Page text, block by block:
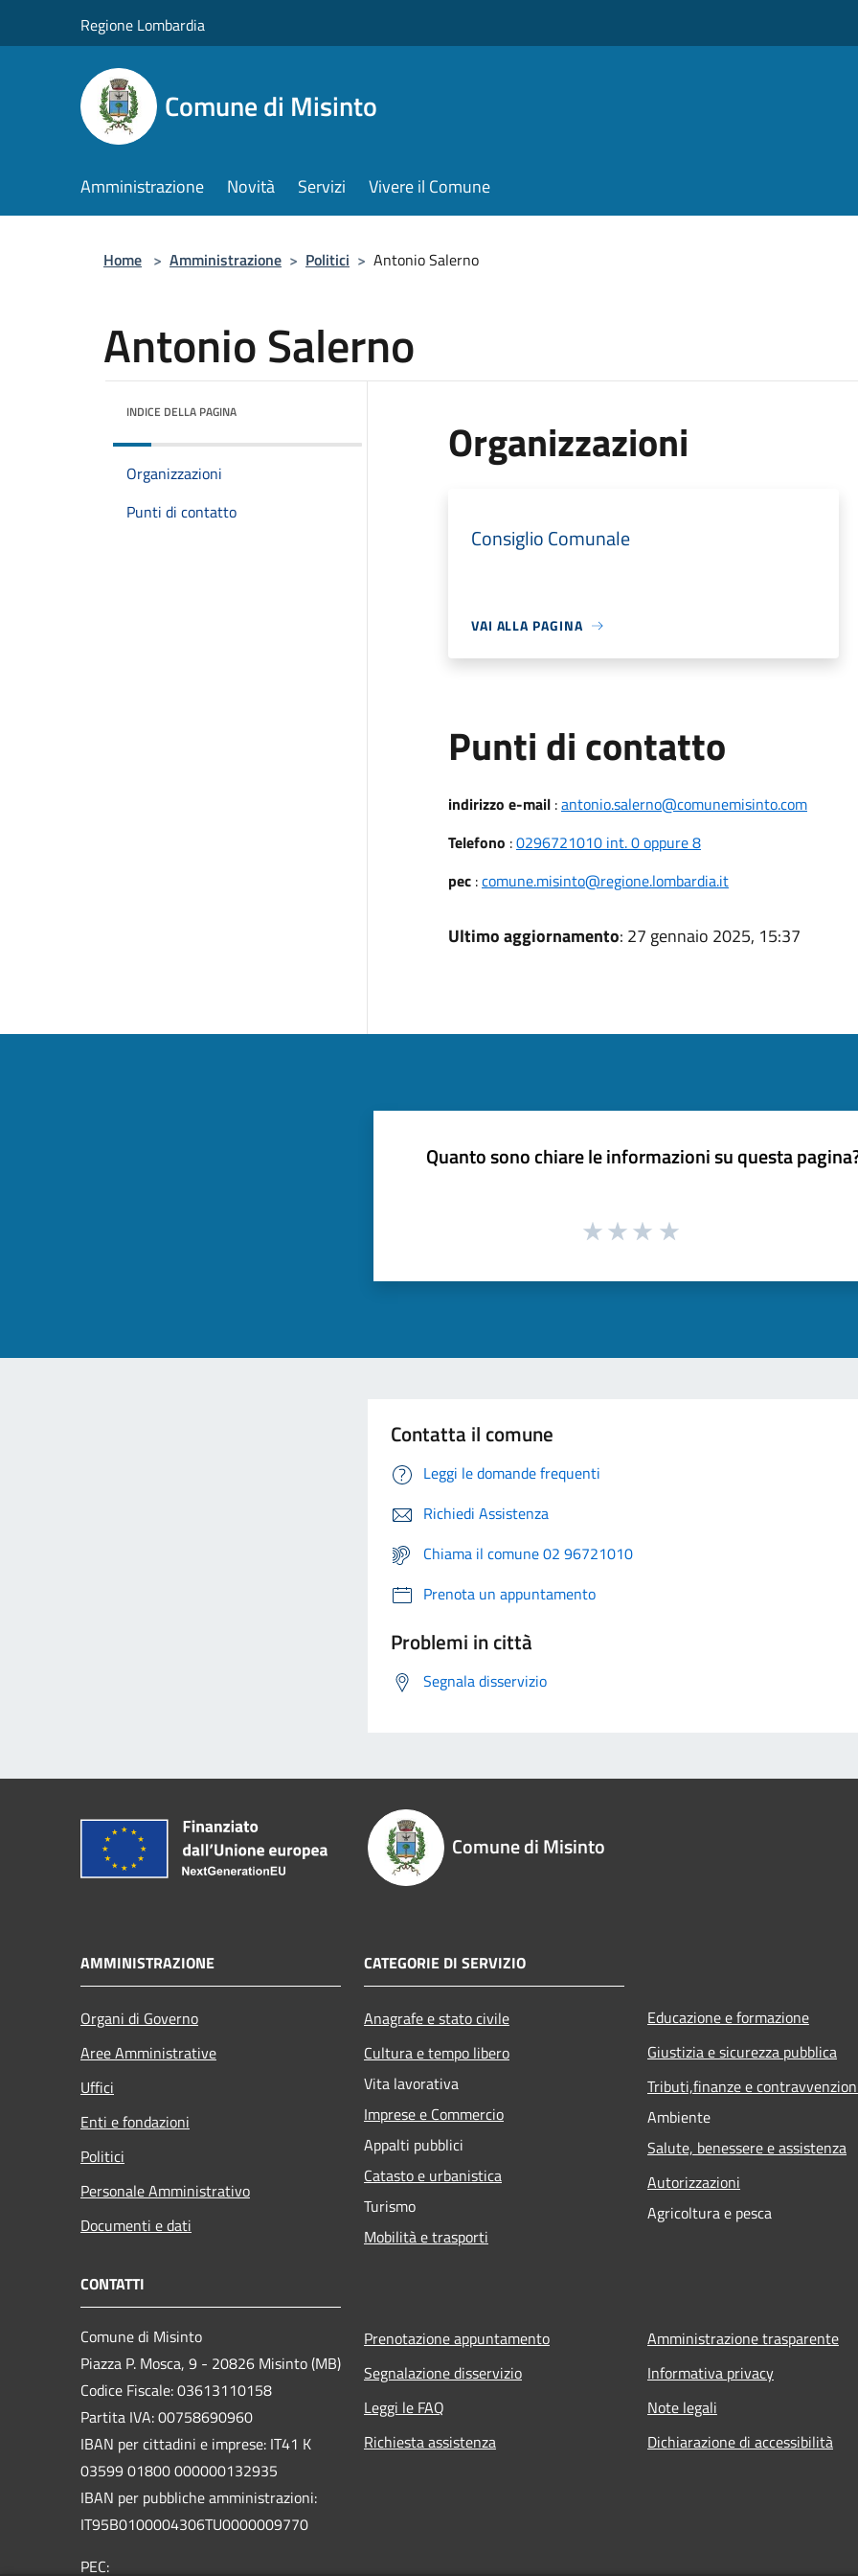
Regione Lombardia
Comune di Misinto
Amministrazione Novità Servizi Vivere il Comune
Home > Amministrazione > Politici > Antonio Salerno
Antonio Salerno
INDICE DELLA PAGINA
Organizzazioni
Punti di contatto
Organizzazioni
Consiglio Comunale
VAI ALLA PAGINA
Punti di contatto
indirizzo e-mail:antonio.salerno@comunemisinto.com
Telefono :0296721010 int. 0 oppure 8
pec:comune.misinto@regione.lombardia.it
Ultimo aggiornamento: 27 gennaio 2025, 15:37
Quanto sono chiare le informazioni su questa
Contatta il comune
Leggi le domande frequenti
Richiedi Assistenza
Chiama il comune 02 96721010
Prenota un appuntamento
Problemi in città
Segnala disservizio
Comune di Misinto
AMMINISTRAZIONE
Organi di Governo
Aree Amministrative
Uffici
Enti e fondazioni
Politici
Personale Amministrativo
Documenti e dati
CATEGORIE DI SERVIZIO
Anagrafe e stato civile
Cultura e tempo libero
Vita lavorativa
Imprese e Commercio
Appalti pubblici
Catasto e urbanistica
Turismo
Mobilità e trasporti
Educazione e formazione
Giustizia e sicurezza pubblica
Tributi,finanze e
Ambiente
Salute, benessere e assistenza
Autorizzazioni
Agricoltura e pesca
CONTATTI
Comune di Misinto
Piazza P. Mosca, 9 - 20826 Misinto (MB)
Codice Fiscale: 03613110158
Partita IVA: 00758690960
IBAN per cittadini e imprese: IT41 K
03599 01800 000000132935
IBAN per pubbliche amministrazioni:
IT95B0100004306TU0000009770
PEC:
Prenotazione appuntamento
Segnalazione disservizio
Leggi le FAQ
Richiesta assistenza
Amministrazione trasparente
Informativa privacy
Note legali
Dichiarazione di accessibilità